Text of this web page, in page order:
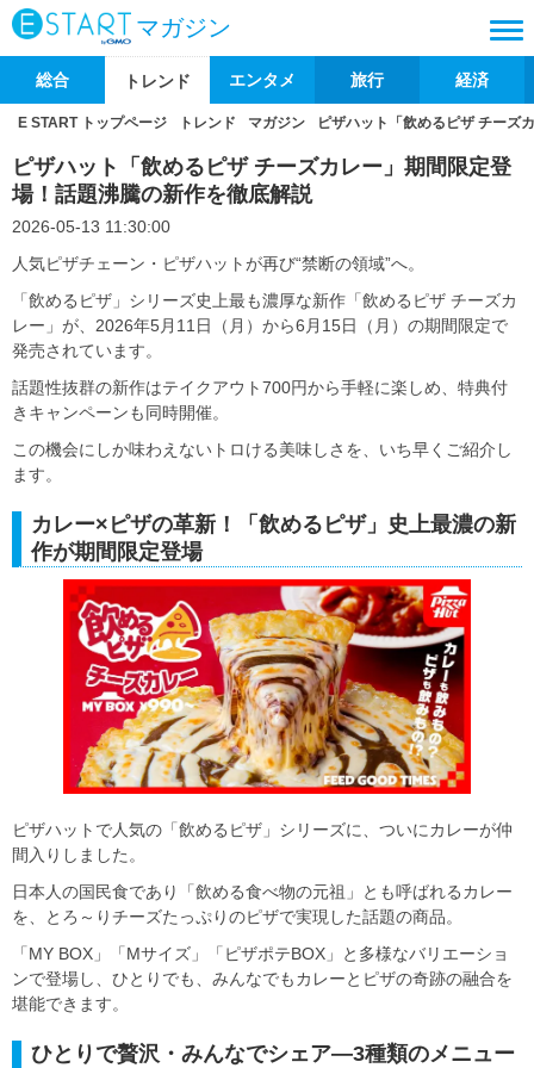
マガジン
総合 トレンド エンタメ 旅行 経済
E START トップページ トレンド マガジン ピザハット「飲めるピザ チーズ
ピザハット「飲めるピザ チーズカレー」期間限定登
場！話題沸騰の新作を徹底解説
2026-05-13 11:30:00
人気ピザチェーン・ピザハットが再び“禁断の領域”へ。
「飲めるピザ」シリーズ史上最も濃厚な新作「飲めるピザ チーズカ
レー」が、2026年5月11日（月）から6月15日（月）の期間限定で
発売されています。
話題性抜群の新作はテイクアウト700円から手軽に楽しめ、特典付
きキャンペーンも同時開催。
この機会にしか味わえないトロける美味しさを、いち早くご紹介し
ます。
カレー×ピザの革新！「飲めるピザ」史上最濃の新
作が期間限定登場
ピザハットで人気の「飲めるピザ」シリーズに、ついにカレーが仲
間入りしました。
日本人の国民食であり「飲める食べ物の元祖」とも呼ばれるカレー
を、とろ～りチーズたっぷりのピザで実現した話題の商品。
「MY BOX」「Mサイズ」「ピザポテBOX」と多様なバリエーショ
ンで登場し、ひとりでも、みんなでもカレーとピザの奇跡の融合を
堪能できます。
ひとりで贅沢・みんなでシェア―3種類のメニュー